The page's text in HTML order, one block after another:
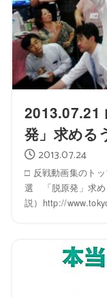
2013.07.21
発」求める
2013.07.24
□ 反戦動画集のト
選 「脱原発」求め
説）http://